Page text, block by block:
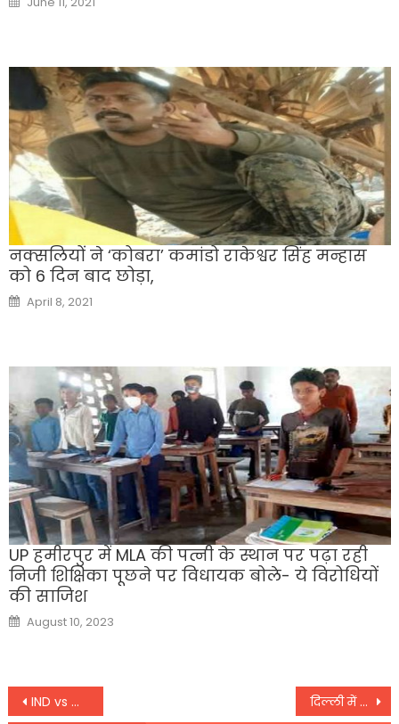
on
नक्सलियों ने ‘कोबरा’ कमांडो राकेश्वर सिंह मन्हास
को 6 दिन बाद छोड़ा,
Posted
on
April 8, 2021
UP हमीरपुर में MLA की पत्नी के स्थान पर पढ़ा रही
निजी शिक्षिका पूछने पर विधायक बोले- ये विरोधियों
की साजिश
Posted
on
August 10, 2023
Post
IND vs WI 3rd T20: निकोलस पूरन से लेकर तिलक वर्मा तक, तीसरे T20 में ये 5 खिलाड़ी लूटेंगे महफिल दिल्ली में TGT PGT के पदों पर निकली भर्ती झारखंड में भी 26 हजार शिक्षक भर्ती के लिए आवेदन शुरू जानें कहां और हैं मौके